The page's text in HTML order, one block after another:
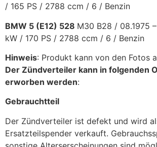
/ 165 PS / 2788 ccm / 6 / Benzin
BMW 5 (E12) 528 M30 B28 / 08.1975
kW / 170 PS / 2788 ccm / 6 / Benzin
Hinweis: Produkt kann von den Fotos
Der Zündverteiler kann in folgenden
erworben werden:
Gebrauchtteil
Der Zündverteiler ist defekt und wird
Ersatzteilspender verkauft.